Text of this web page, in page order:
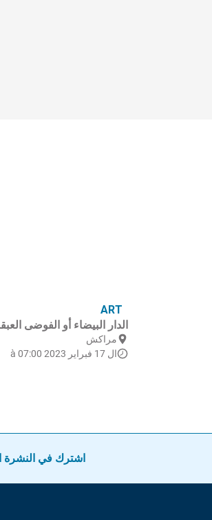
ART
الدار البيضاء أو الفوضى
مراكش
ال 17 فبراير 2023 à 07:00
اشترك في النشرة